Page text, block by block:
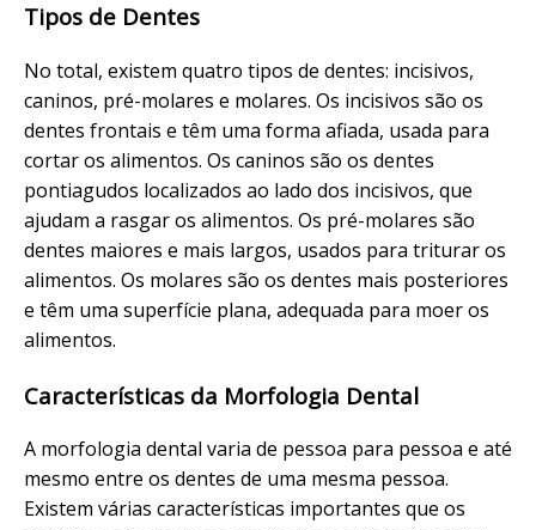
Tipos de Dentes
No total, existem quatro tipos de dentes: incisivos,
caninos, pré-molares e molares. Os incisivos são os
dentes frontais e têm uma forma afiada, usada para
cortar os alimentos. Os caninos são os dentes
pontiagudos localizados ao lado dos incisivos, que
ajudam a rasgar os alimentos. Os pré-molares são
dentes maiores e mais largos, usados para triturar os
alimentos. Os molares são os dentes mais posteriores
e têm uma superfície plana, adequada para moer os
alimentos.
Características da Morfologia Dental
A morfologia dental varia de pessoa para pessoa e até
mesmo entre os dentes de uma mesma pessoa.
Existem várias características importantes que os